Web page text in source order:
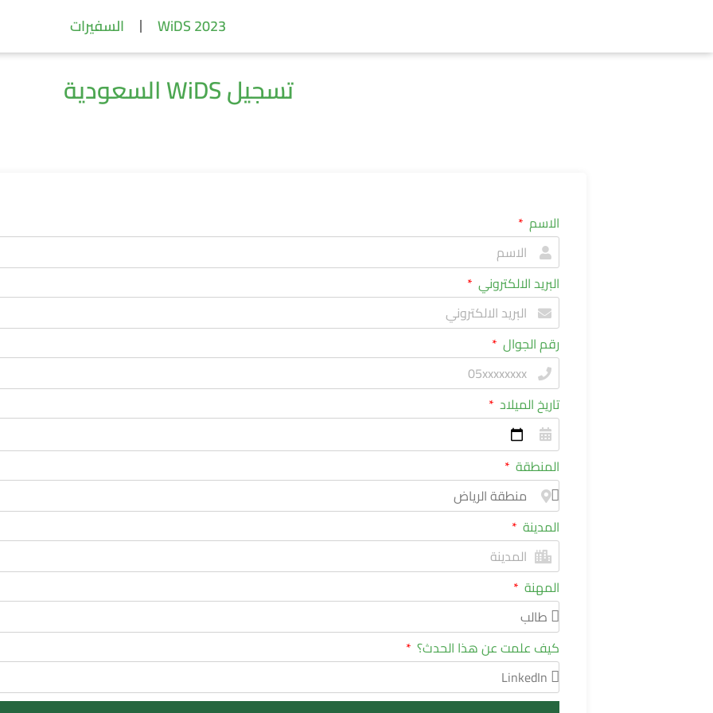
WiDS 2023 السفيرات
تسجيل WiDS السعودية
الاسم
البريد الالكتروني
رقم الجوال
تاريخ الميلاد
المنطقة
المدينة
المهنة
كيف علمت عن هذا الحدث؟